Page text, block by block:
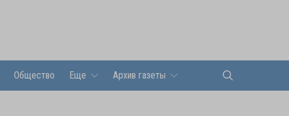
Общество Еще Архив газеты